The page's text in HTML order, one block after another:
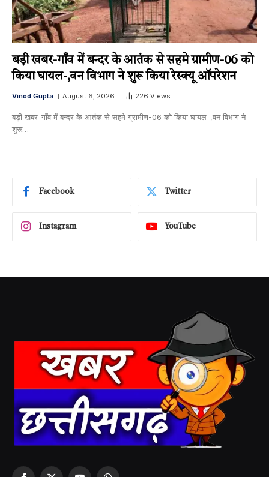
बड़ी खबर-गाँव में बन्दर के आतंक से सहमे ग्रामीण-06 को
किया घायल-,वन विभाग ने शुरू किया रेस्क्यू ऑपरेशन
Vinod Gupta August 6, 2026 226 Views
बड़ी खबर-गाँव में बन्दर के आतंक से सहमे ग्रामीण-06 को किया घायल-,वन विभाग ने
शुरू…
Facebook Twitter
Instagram YouTube